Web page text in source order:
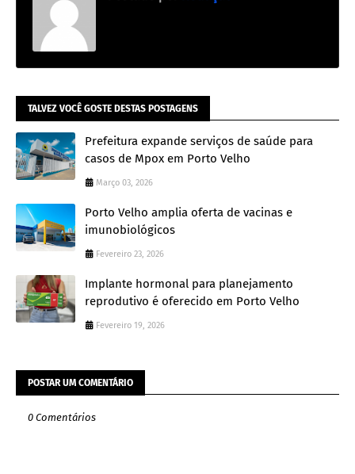
TALVEZ VOCÊ GOSTE DESTAS POSTAGENS
Prefeitura expande serviços de saúde para
casos de Mpox em Porto Velho
Março 03, 2026
Porto Velho amplia oferta de vacinas e
imunobiológicos
Fevereiro 23, 2026
Implante hormonal para planejamento
reprodutivo é oferecido em Porto Velho
Fevereiro 19, 2026
POSTAR UM COMENTÁRIO
0 Comentários